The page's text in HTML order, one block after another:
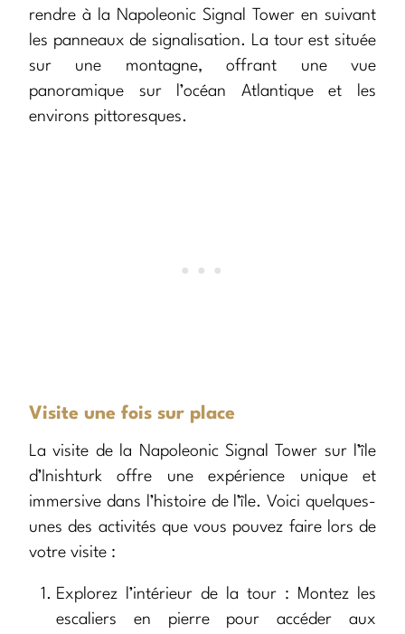
rendre à la Napoleonic Signal Tower en suivant
les panneaux de signalisation. La tour est située
sur une montagne, offrant une vue
panoramique sur l’océan Atlantique et les
environs pittoresques.
Visite une fois sur place
La visite de la Napoleonic Signal Tower sur l’île
d’Inishturk offre une expérience unique et
immersive dans l’histoire de l’île. Voici quelques-
unes des activités que vous pouvez faire lors de
votre visite :
Explorez l’intérieur de la tour : Montez les
escaliers en pierre pour accéder aux